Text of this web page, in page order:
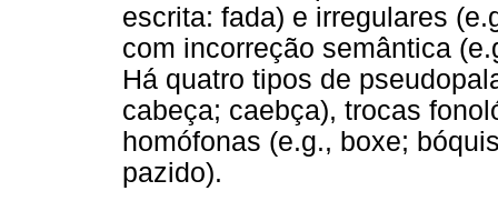
escrita: fada) e irregulares
com incorreção semântica
Há quatro tipos de
cabeça; caebça), trocas
homófonas (e.g., boxe;
pazido).